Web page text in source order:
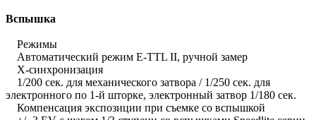
Вспышка
Режимы
Автоматический режим E-TTL II, ручной замер
X-синхронизация
1/200 сек. для механического затвора / 1/250 сек. для
электронного по 1-й шторке, электронный затвор 1/180 сек.
Компенсация экспозиции при съемке со вспышкой